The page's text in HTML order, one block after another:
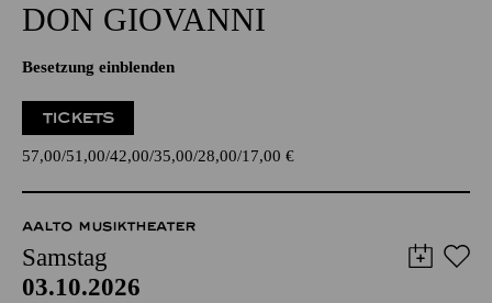
DON GIO­VANNI
Besetzung einblenden
TICKETS
57,00 51,00 42,00 35,00 28,00 17,00 €
AALTO MUSIKTHEATER
Samstag
03.10.2026